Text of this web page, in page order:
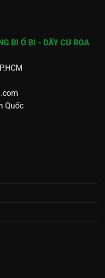
BI Ổ BI - DÂY CU ROA
Quốc